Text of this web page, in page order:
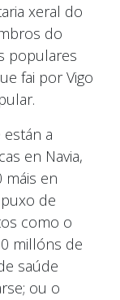
xeral do
do
populares
fai por Vigo
a
en Navia,
máis en
de
como o
millóns de
saúde
ou o